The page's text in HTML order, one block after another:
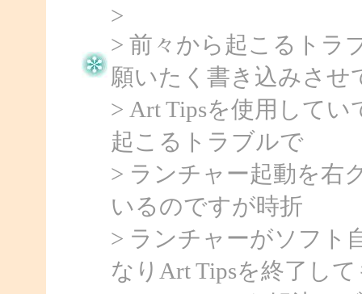
>
> 前々から起こるトラ
願いたく書き込みさせ
> Art Tipsを使用してい
起こるトラブルで
> ランチャー起動を右
いるのですが時折
> ランチャーがソフト
なりArt Tipsを終了して